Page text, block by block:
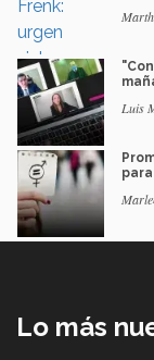
Luis
Lo más